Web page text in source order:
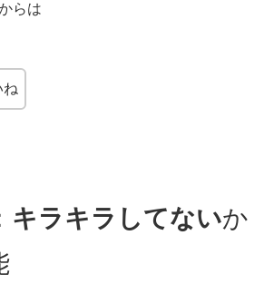
らは
ね
キラキラしてないか